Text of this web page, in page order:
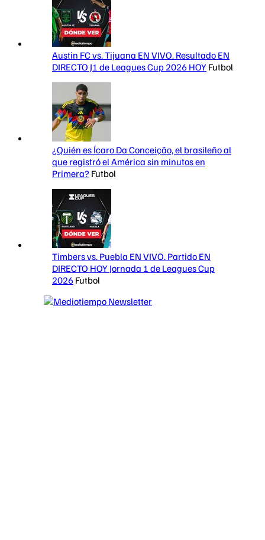
Austin FC vs. Tijuana EN VIVO. Resultado EN
DIRECTO J1 de Leagues Cup 2026 HOY Futbol
¿Quién es Ícaro Da Conceição, el brasileño al
que registró el América sin minutos en
Primera? Futbol
Timbers vs. Puebla EN VIVO. Partido EN
DIRECTO HOY Jornada 1 de Leagues Cup
2026 Futbol